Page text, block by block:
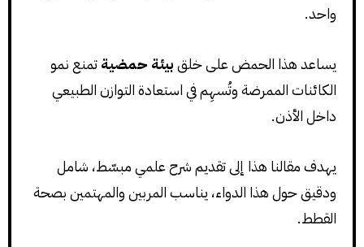
واحد.
يساعد هذا الحمض على خلقبيئة حمضيةتمنع نمو
الكائنات الممرضة وتُسهِم في استعادة التوازن الطبيعي
داخل الأذن.
يهدف مقالنا هذا إلى تقديم شرح علمي مبسّط، شامل
ودقيق حول هذا الدواء، يناسب المربين والمهتمين بصحة
القطط.